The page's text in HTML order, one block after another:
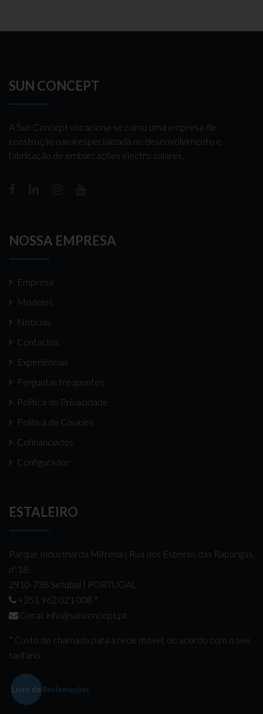
SUN CONCEPT
A Sun Concept vocaciona-se como uma empresa de
construção naval especializada no desenvolvimento e
fabricação de embarcações electro solares,
NOSSA EMPRESA
Empresa
Modelos
Notícias
Contactos
Experiências
Perguntas frequentes
Politica de Privacidade
Politica de Cookies
Cofinanciados
Configurador
ESTALEIRO
Parque Industrial da Mitrena | Rua dos Esteiros das Raparigas,
nº 18
2910-738 Setúbal | PORTUGAL
+351 962 021 008 *
Geral: info@sunconcept.pt
* Custo de chamada para a rede móvel, de acordo com o seu
tarifário